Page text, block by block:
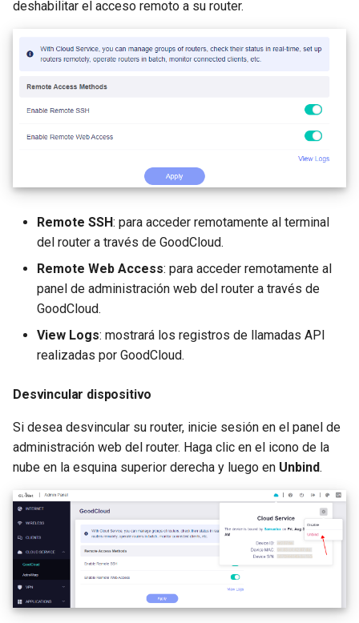
deshabilitar el acceso remoto a su router.
Remote SSH: para acceder remotamente al terminal
del router a través de GoodCloud.
Remote Web Access: para acceder remotamente al
panel de administración web del router a través de
GoodCloud.
View Logs: mostrará los registros de llamadas API
realizadas por GoodCloud.
Desvincular dispositivo
Si desea desvincular su router, inicie sesión en el panel de
administración web del router. Haga clic en el icono de la
nube en la esquina superior derecha y luego en Unbind.